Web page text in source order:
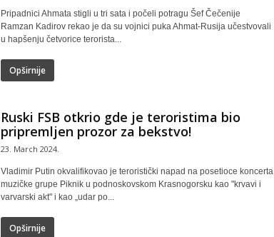
Pripadnici Ahmata stigli u tri sata i počeli potragu Šef Čečenije
Ramzan Kadirov rekao je da su vojnici puka Ahmat-Rusija učestvovali
u hapšenju četvorice terorista...
Opširnije
Ruski FSB otkrio gde je teroristima bio
pripremljen prozor za bekstvo!
23. March 2024.
Vladimir Putin okvalifikovao je teroristički napad na posetioce koncerta
muzičke grupe Piknik u podnoskovskom Krasnogorsku kao "krvavi i
varvarski akt" i kao „udar po...
Opširnije